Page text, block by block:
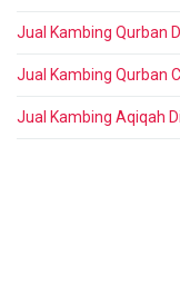
Jual Kambing Qurban
Jual Kambing Qurban
Jual Kambing Aqiqah